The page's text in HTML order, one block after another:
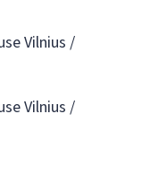
Vilnius /
Vilnius /